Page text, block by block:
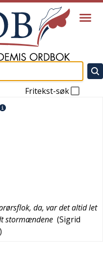
Fritekst-søk
da, var det altid let
stormændene (Sigrid
)